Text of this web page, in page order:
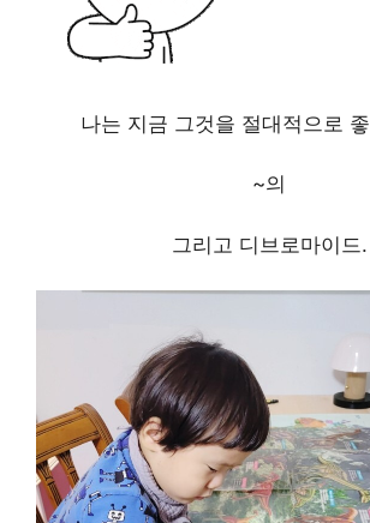
나는 지금 그것을 절대적으로
~의
그리고 디브로마이드.